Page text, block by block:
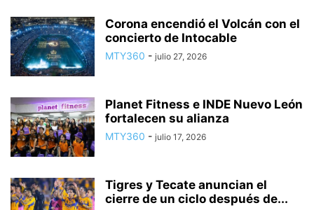
Corona encendió el Volcán con el
concierto de Intocable
MTY360 - julio 27, 2026
Planet Fitness e INDE Nuevo León
fortalecen su alianza
MTY360 - julio 17, 2026
Tigres y Tecate anuncian el
cierre de un ciclo después de...